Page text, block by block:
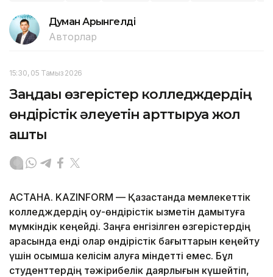
Думан Арғынгелді
Авторлар
15:30, 05 Тамыз 2026
Заңдағы өзгерістер колледждердің
өндірістік әлеуетін арттыруға жол
ашты
АСТАНА. KAZINFORM — Қазақстанда мемлекеттік
колледждердің оқу-өндірістік қызметін дамытуға
мүмкіндік кеңейді. Заңға енгізілген өзгерістердің
арқасында енді олар өндірістік бағыттарын кеңейту
үшін қосымша келісім алуға міндетті емес. Бұл
студенттердің тәжірибелік даярлығын күшейтіп,